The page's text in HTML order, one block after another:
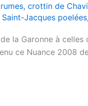
, crottin de
Saint-Jacques poelées
la Garonne à
ce Nuance 2008